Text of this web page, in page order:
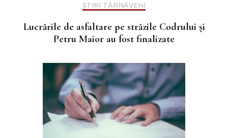
ȘTIRI TÂRNĂVENI
Lucrările de asfaltare pe străzile Codrului și
Petru Maior au fost finalizate